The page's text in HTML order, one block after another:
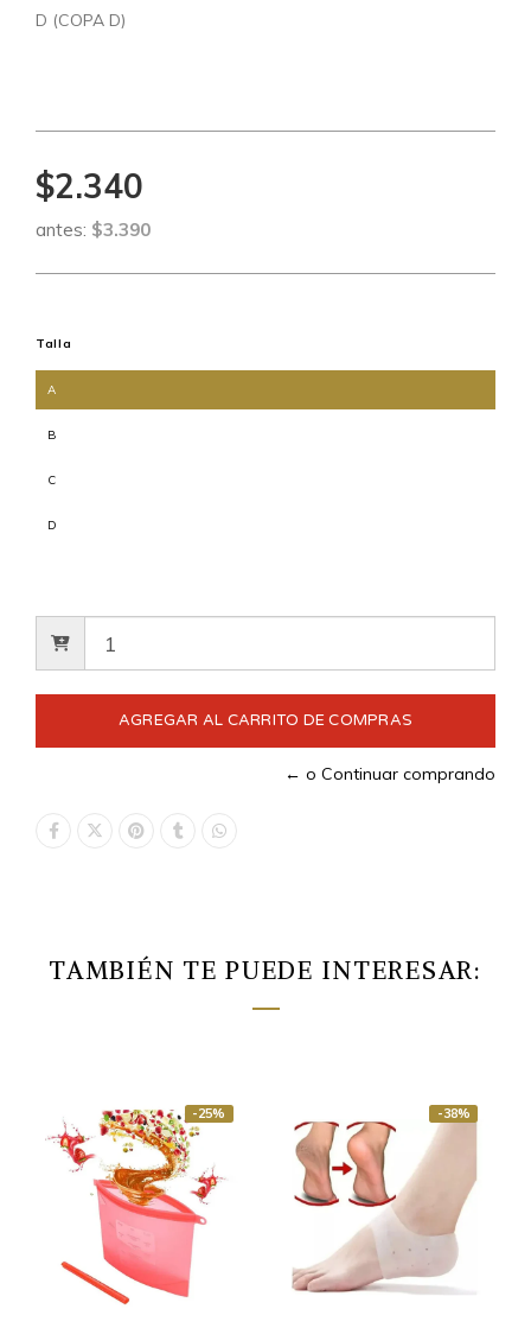
D (COPA D)
$2.340
antes: $3.390
Talla
A
B
C
D
← o Continuar comprando
TAMBIÉN TE PUEDE INTERESAR:
-25% -38%